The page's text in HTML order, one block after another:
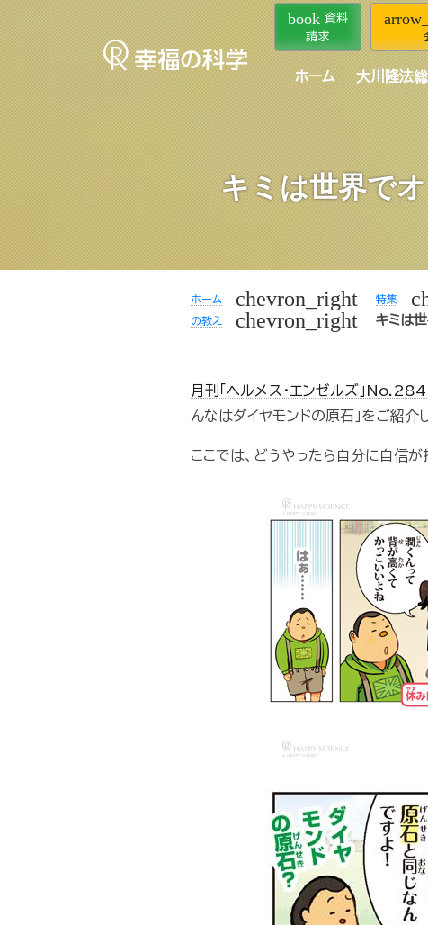
book 資料
請求
ホーム 大川隆法
キミは世界で
ホーム chevron_right 特集
の教え
chevron_right キミは
月刊「ヘルメス・エンゼルズ」
んなはダイヤモンドの原石」をご紹介
ここでは、どうやったら自分に自信が